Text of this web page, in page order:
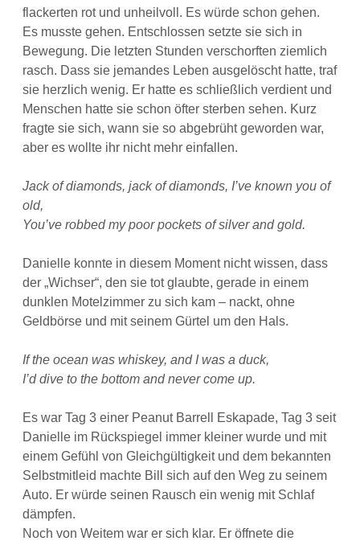
flackerten rot und unheilvoll. Es würde schon gehen.
Es musste gehen. Entschlossen setzte sie sich in
Bewegung. Die letzten Stunden verschorften ziemlich
rasch. Dass sie jemandes Leben ausgelöscht hatte, traf
sie herzlich wenig. Er hatte es schließlich verdient und
Menschen hatte sie schon öfter sterben sehen. Kurz
fragte sie sich, wann sie so abgebrüht geworden war,
aber es wollte ihr nicht mehr einfallen.
Jack of diamonds, jack of diamonds, I’ve known you of
old,
You’ve robbed my poor pockets of silver and gold.
Danielle konnte in diesem Moment nicht wissen, dass
der „Wichser“, den sie tot glaubte, gerade in einem
dunklen Motelzimmer zu sich kam – nackt, ohne
Geldbörse und mit seinem Gürtel um den Hals.
If the ocean was whiskey, and I was a duck,
I’d dive to the bottom and never come up.
Es war Tag 3 einer Peanut Barrell Eskapade, Tag 3 seit
Danielle im Rückspiegel immer kleiner wurde und mit
einem Gefühl von Gleichgültigkeit und dem bekannten
Selbstmitleid machte Bill sich auf den Weg zu seinem
Auto. Er würde seinen Rausch ein wenig mit Schlaf
dämpfen.
Noch von Weitem war er sich klar. Er öffnete die